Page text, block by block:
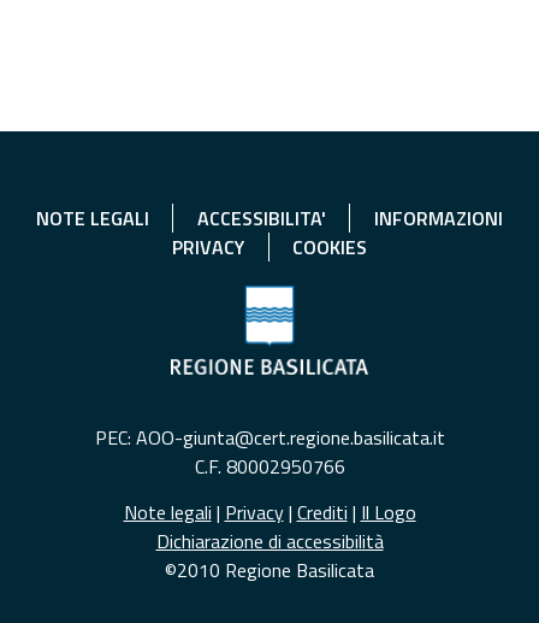
NOTE LEGALI ACCESSIBILITA'
INFORMAZIONI
PRIVACY
COOKIES
PEC: AOO-giunta@cert.regione.basilicata.it
C.F. 80002950766
Note legali | Privacy| Crediti | Il Logo
Dichiarazione di accessibilità
©2010 Regione Basilicata